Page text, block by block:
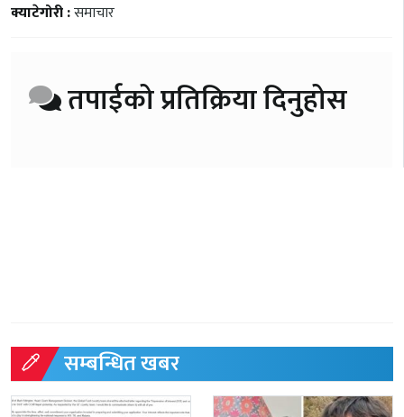
क्याटेगोरी :समाचार
तपाईको प्रतिक्रिया दिनुहोस
सम्बन्धित खबर